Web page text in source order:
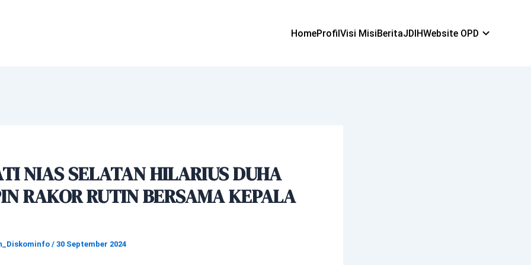
HomeProfilVisi MisiBeritaJDIHWebsite OPD
NIAS SELATAN HILARIUS DUHA
RAKOR RUTIN BERSAMA KEPALA
/ 30 September 2024